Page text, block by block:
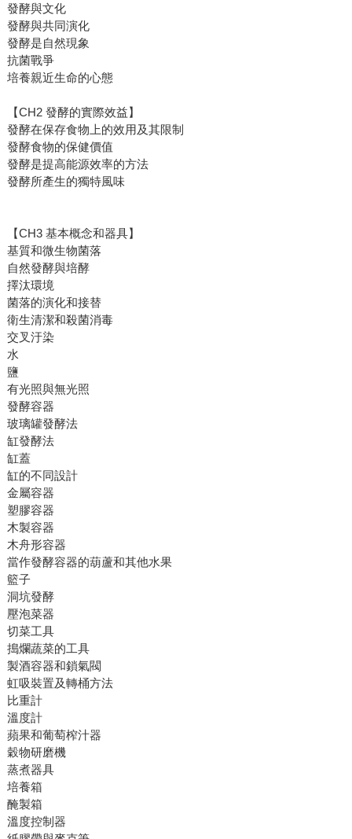
發酵與文化
發酵與共同演化
發酵是自然現象
抗菌戰爭
培養親近生命的心態
【CH2 發酵的實際效益】
發酵在保存食物上的效用及其限制
發酵食物的保健價值
發酵是提高能源效率的方法
發酵所產生的獨特風味
【CH3 基本概念和器具】
基質和微生物菌落
自然發酵與培酵
擇汰環境
菌落的演化和接替
衛生清潔和殺菌消毒
交叉汙染
水
鹽
有光照與無光照
發酵容器
玻璃罐發酵法
缸發酵法
缸蓋
缸的不同設計
金屬容器
塑膠容器
木製容器
木舟形容器
當作發酵容器的葫蘆和其他水果
籃子
洞坑發酵
壓泡菜器
切菜工具
搗爛蔬菜的工具
製酒容器和鎖氣閥
虹吸裝置及轉桶方法
比重計
溫度計
蘋果和葡萄榨汁器
穀物研磨機
蒸煮器具
培養箱
醃製箱
溫度控制器